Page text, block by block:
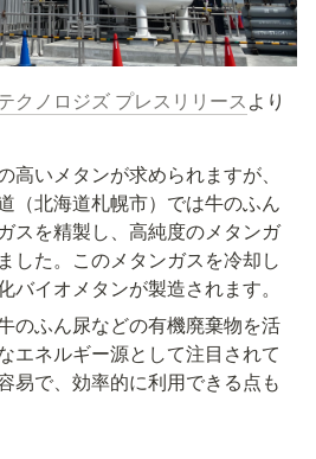
クノロジズ プレスリリースより
高いメタンが求められますが、
（北海道札幌市）では牛のふん
スを精製し、高純度のメタンガ
した。このメタンガスを冷却し
バイオメタンが製造されます。
のふん尿などの有機廃棄物を活
エネルギー源として注目されて
易で、効率的に利用できる点も